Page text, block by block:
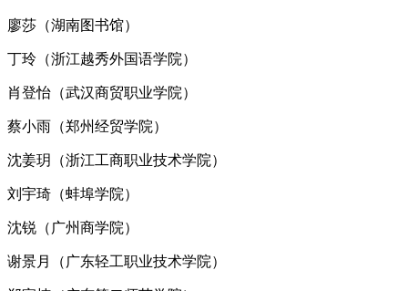
廖莎（湖南图书馆）
丁玲（浙江越秀外国语学院）
肖登怡（武汉商贸职业学院）
蔡小雨（郑州经贸学院）
沈姜玥（浙江工商职业技术学院）
刘宇琦（蚌埠学院）
沈锐（广州商学院）
谢景月（广东轻工职业技术学院）